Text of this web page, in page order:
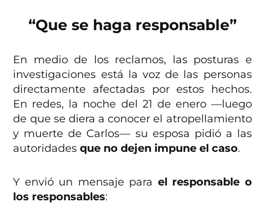
“Que se haga responsable”
En medio de los reclamos, las posturas e
investigaciones está la voz de las personas
directamente afectadas por estos hechos.
En redes, la noche del 21 de enero —luego
de que se diera a conocer el atropellamiento
y muerte de Carlos— su esposa pidió a las
autoridadesque no dejen impune el caso.
Y envió un mensaje para el responsable o
los responsables: